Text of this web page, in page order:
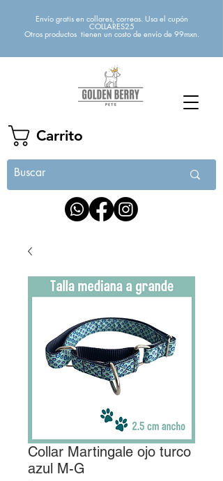
Carrito
Envío gratis en collares, correas. Usa el cupón
COLLARES25
Otros productos tienen un costo de envío de 99mxn.
Collar Martingale ojo turco
azul M-G